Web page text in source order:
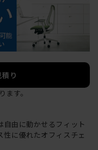
り
ます。
由に動かせるフィット
性に優れたオフィスチェ